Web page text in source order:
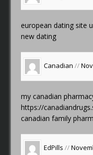
european dating site
new dating
Canadian //
my canadian
https://
canadian family
EdPills //